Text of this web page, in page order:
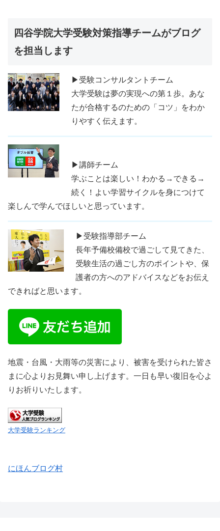
四谷学院大学受験対策指導チームがブログ
を担当します
▶受験コンサルタントチーム
大学受験は夢の実現への第１歩。あな
たが合格するのための「コツ」をわか
りやすく伝えます。
▶講師チーム
学ぶことは楽しい！わかる→できる→
続く！よい学習サイクルを身につけて
楽しんで学んでほしいと思っています。
▶受験指導部チーム
長年予備校備校で過ごして見てきた、
受験生活の過ごし方のポイントや、保
護者の方へのアドバイスなどをお伝え
できればと思います。
地震・台風・大雨等の災害により、被害を受けられた皆さ
まに心よりお見舞い申し上げます。一日も早い復旧を心よ
りお祈りいたします。
大学受験ランキング
にほんブログ村